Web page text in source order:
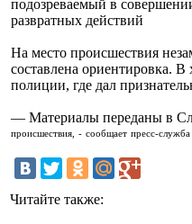
На место происшествия
составлена ориентировка.
полиции, где дал
— Материалы переданы в
происшествия, - сообщает пресс-
Читайте также: